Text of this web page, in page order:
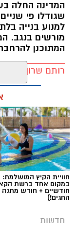
המדינה החלה
שגודלו פי
למנוע בנייה
מורשים בנגב.
המתוכנן להרחבת
רותם שרון / 11:32 08.08.26
תגים:רמ''י
חוויית הקיץ
במקום אחד ברשת
חודשיים + חודש מתנה
החגים!)
חדשות